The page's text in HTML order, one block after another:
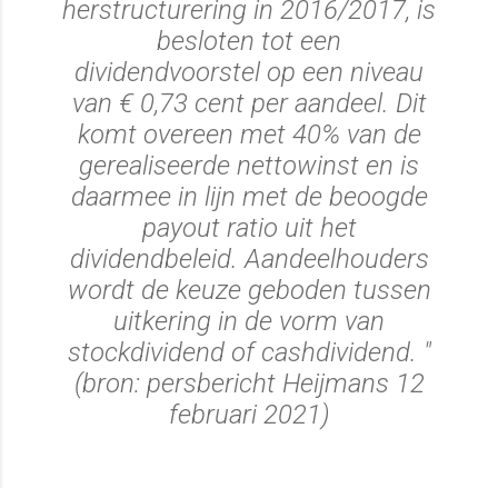
herstructurering in 2016/2017, is
besloten tot een
dividendvoorstel op een niveau
van € 0,73 cent per aandeel. Dit
komt overeen met 40% van de
gerealiseerde nettowinst en is
daarmee in lijn met de beoogde
payout ratio uit het
dividendbeleid. Aandeelhouders
wordt de keuze geboden tussen
uitkering in de vorm van
stockdividend of cashdividend. "
(bron: persbericht Heijmans 12
februari 2021)